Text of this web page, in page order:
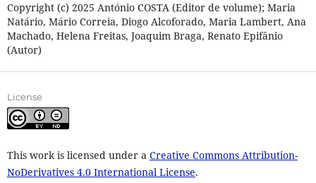
Copyright (c) 2025 António COSTA (Editor de volume); Maria
Natário, Mário Correia, Diogo Alcoforado, Maria Lambert, Ana
Machado, Helena Freitas, Joaquim Braga, Renato Epifânio
(Autor)
License
This work is licensed under a Creative Commons Attribution-
NoDerivatives 4.0 International License.